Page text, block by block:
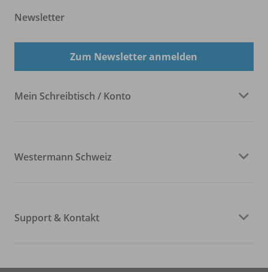
Newsletter
Zum Newsletter anmelden
Mein Schreibtisch / Konto
Westermann Schweiz
Support & Kontakt